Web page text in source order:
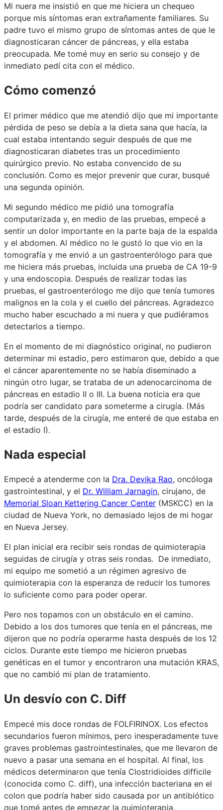
Mi nuera me insistió en que me hiciera un chequeo
porque mis síntomas eran extrañamente familiares. Su
padre tuvo el mismo grupo de síntomas antes de que le
diagnosticaran cáncer de páncreas, y ella estaba
preocupada. Me tomé muy en serio su consejo y de
inmediato pedí cita con el médico.
Cómo comenzó
El primer médico que me atendió dijo que mi importante
pérdida de peso se debía a la dieta sana que hacía, la
cual estaba intentando seguir después de que me
diagnosticaran diabetes tras un procedimiento
quirúrgico previo. No estaba convencido de su
conclusión. Como es mejor prevenir que curar, busqué
una segunda opinión.
Mi segundo médico me pidió una tomografía
computarizada y, en medio de las pruebas, empecé a
sentir un dolor importante en la parte baja de la espalda
y el abdomen. Al médico no le gustó lo que vio en la
tomografía y me envió a un gastroenterólogo para que
me hiciera más pruebas, incluida una prueba de CA 19-9
y una endoscopia. Después de realizar todas las
pruebas, el gastroenterólogo me dijo que tenía tumores
malignos en la cola y el cuello del páncreas. Agradezco
mucho haber escuchado a mi nuera y que pudiéramos
detectarlos a tiempo.
En el momento de mi diagnóstico original, no pudieron
determinar mi estadio, pero estimaron que, debido a que
el cáncer aparentemente no se había diseminado a
ningún otro lugar, se trataba de un adenocarcinoma de
páncreas en estadio II o III. La buena noticia era que
podría ser candidato para someterme a cirugía. (Más
tarde, después de la cirugía, me enteré de que estaba en
el estadio I).
Nada especial
Empecé a atenderme con la Dra. Devika Rao, oncóloga
gastrointestinal, y el Dr. William Jarnagin, cirujano, de
Memorial Sloan Kettering Cancer Center (MSKCC) en la
ciudad de Nueva York, no demasiado lejos de mi hogar
en Nueva Jersey.
El plan inicial era recibir seis rondas de quimioterapia
seguidas de cirugía y otras seis rondas. De inmediato,
mi equipo me sometió a un régimen agresivo de
quimioterapia con la esperanza de reducir los tumores
lo suficiente como para poder operar.
Pero nos topamos con un obstáculo en el camino.
Debido a los dos tumores que tenía en el páncreas, me
dijeron que no podría operarme hasta después de los 12
ciclos. Durante este tiempo me hicieron pruebas
genéticas en el tumor y encontraron una mutación KRAS,
que no cambió mi plan de tratamiento.
Un desvío con C. Diff
Empecé mis doce rondas de FOLFIRINOX. Los efectos
secundarios fueron mínimos, pero inesperadamente tuve
graves problemas gastrointestinales, que me llevaron de
nuevo a pasar una semana en el hospital. Al final, los
médicos determinaron que tenía Clostridioides difficile
(conocida como C. diff), una infección bacteriana en el
colon que podría haber sido causada por un antibiótico
que tomé antes de empezar la quimioterapia.